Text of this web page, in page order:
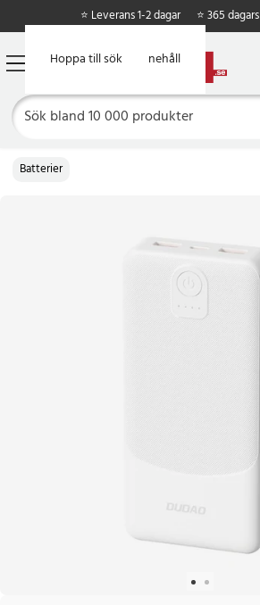
Hoppa till huvudinnehåll
Hoppa till sök
⭐ Leverans 1-2 dagar ⭐ 365
Batterier